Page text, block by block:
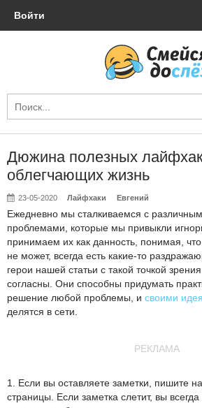
Войти
Дюжина полезных
облегчающих жизнь
23-05-2020 Лайфхаки Евгений
Ежедневно мы сталкиваемся с
проблемами, которые мы привыкли
принимаем их как данность, понимая,
не может, всегда есть какие-то
герои нашей статьи с такой точкой
согласны. Они способны придумать
решение любой проблемы, и своими
делятся в сети.
РЕКЛАМА
1. Если вы оставляете заметки, пишите
страницы. Если заметка слетит, вы всегда